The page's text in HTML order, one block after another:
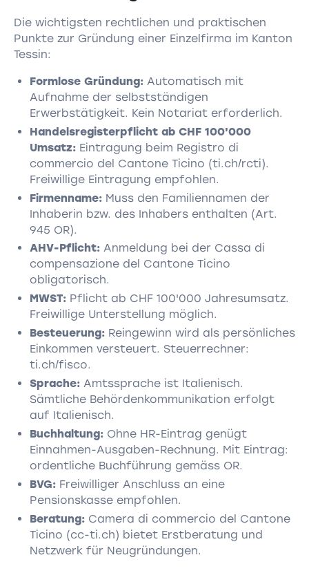
Die wichtigsten rechtlichen und praktischen
Punkte zur Gründung einer Einzelfirma im Kanton
Tessin:
Formlose Gründung: Automatisch mit
Aufnahme der selbstständigen
Erwerbstätigkeit. Kein Notariat erforderlich.
Handelsregisterpflicht ab CHF 100'000
Umsatz: Eintragung beim Registro di
commercio del Cantone Ticino (ti.ch/rcti).
Freiwillige Eintragung empfohlen.
Firmenname: Muss den Familiennamen der
Inhaberin bzw. des Inhabers enthalten (Art.
945 OR).
AHV-Pflicht: Anmeldung bei der Cassa di
compensazione del Cantone Ticino
obligatorisch.
MWST: Pflicht ab CHF 100'000 Jahresumsatz.
Freiwillige Unterstellung möglich.
Besteuerung: Reingewinn wird als persönliches
Einkommen versteuert. Steuerrechner:
ti.ch/fisco.
Sprache: Amtssprache ist Italienisch.
Sämtliche Behördenkommunikation erfolgt
auf Italienisch.
Buchhaltung: Ohne HR-Eintrag genügt
Einnahmen-Ausgaben-Rechnung. Mit Eintrag:
ordentliche Buchführung gemäss OR.
BVG: Freiwilliger Anschluss an eine
Pensionskasse empfohlen.
Beratung: Camera di commercio del Cantone
Ticino (cc-ti.ch) bietet Erstberatung und
Netzwerk für Neugründungen.